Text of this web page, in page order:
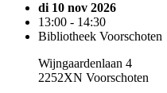
di 10 nov 2026
13:00 - 14:30
Bibliotheek Voorschoten
Wijngaardenlaan 4
2252XN Voorschoten